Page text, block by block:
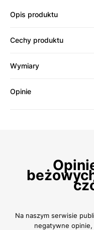
Opis produktu
Cechy produktu
Wymiary
Opinie
Na naszym serwisie
negatywne